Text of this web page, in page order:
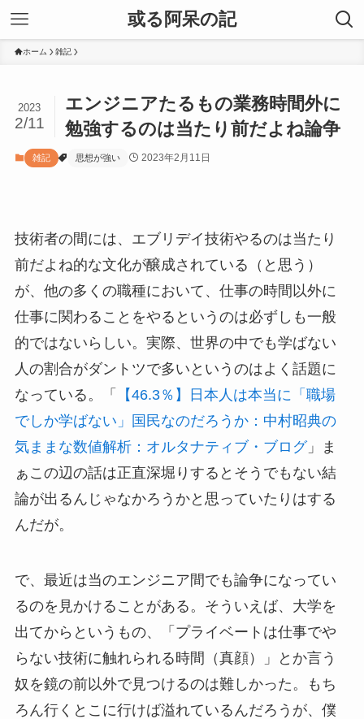
或る阿呆の記
ホーム 雑記
エンジニアたるもの業務時間外に
勉強するのは当たり前だよね論争
2023
2/11
雑記 思想が強い 2023年2月11日
技術者の間には、エブリデイ技術やるのは当たり
前だよね的な文化が醸成されている（と思う）
が、他の多くの職種において、仕事の時間以外に
仕事に関わることをやるというのは必ずしも一般
的ではないらしい。実際、世界の中でも学ばない
人の割合がダントツで多いというのはよく話題に
なっている。「
【46.3％】日本人は本当に「職場
でしか学ばない」国民なのだろうか：中村昭典の
気ままな数値解析：オルタナティブ・ブログ」ま
ぁこの辺の話は正直深堀りするとそうでもない結
論が出るんじゃなかろうかと思っていたりはする
んだが。
で、最近は当のエンジニア間でも論争になってい
るのを見かけることがある。そういえば、大学を
出てからというもの、「プライベートは仕事でや
らない技術に触れられる時間（真顔）」とか言う
奴を鏡の前以外で見つけるのは難しかった。もち
ろん行くとこに行けば溢れているんだろうが、僕